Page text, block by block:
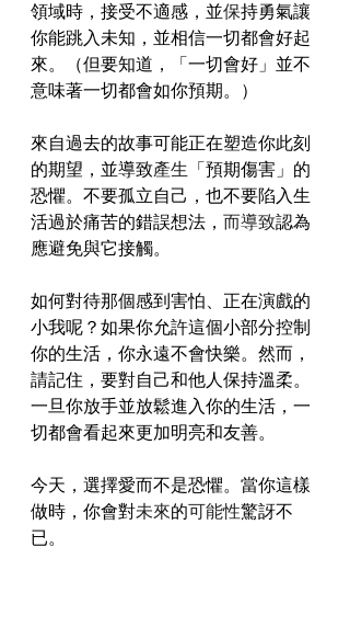
領域時，接受不適感，並保持勇氣讓
你能跳入未知，並相信一切都會好起
來。（但要知道，「一切會好」並不
意味著一切都會如你預期。）
來自過去的故事可能正在塑造你此刻
的期望，並導致產生 「預期傷害」的
恐懼。不要孤立自己，也不要陷入生
活過於痛苦的錯誤想法， 而導致認為
應避免與它接觸。
如何對待那個感到害怕、正在演戲的
小我呢？如果你允許這個小部分控制
你的生活，你永遠不會快樂。然而，
請記住，要對自己和他人保持溫柔。
一旦你放手並放鬆進入你的生活，一
切都會看起來更加明亮和友善。
今天，選擇愛而不是恐懼。當你這樣
做時，你會對未來的可能性驚訝不
已。